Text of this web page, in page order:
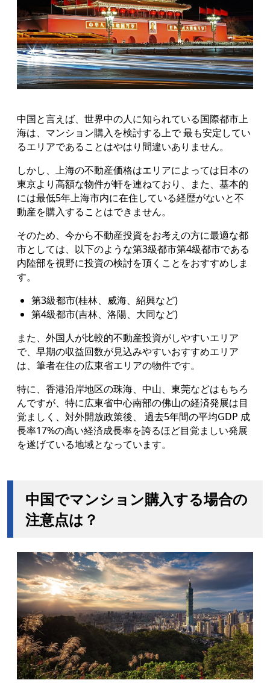
中国と言えば、世界中の人に知られている国際都市上
海は、マンション購入を検討する上で 最も安定してい
るエリアであることはやはり間違いありません。
しかし、上海の不動産価格はエリアによっては日本の
東京より高額な物件が軒を連ねており、また、基本的
には最低5年上海市内に在住している経歴がないと不
動産を購入することはできません。
そのため、今から不動産投資をお考えの方に最適な都
市としては、以下のような第3級都市第4級都市である
内陸部を視野に投資の検討を頂くことをおすすめしま
す。
第3級都市(桂林、威海、紹興など)
第4級都市(吉林、洛陽、大同など)
また、外国人が比較的不動産投資がしやすいエリア
で、早期の収益回数が見込みやすいおすすめエリア
は、筆者在住の広東省エリアの物件です。
特に、香港沿岸地区の珠海、中山、東莞などはもちろ
んですが、特に広東省中心南部の佛山の経済発展は目
覚ましく、対外開放政策後、 過去5年間の平均GDP 成
長率17%の高い経済成長率を誇るほど目覚ましい発展
を遂げている地域となっています。
中国でマンション購入する場合の
注意点は？